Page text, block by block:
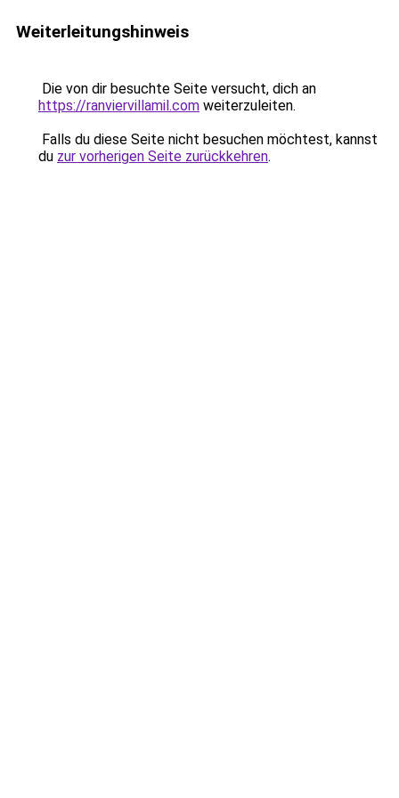
Weiterleitungshinweis
Die von dir besuchte Seite versucht, dich an
https://ranviervillamil.com weiterzuleiten.
Falls du diese Seite nicht besuchen möchtest, kannst
du zur vorherigen Seite zurückkehren.